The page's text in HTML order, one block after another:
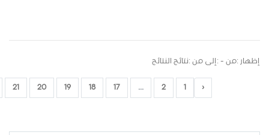
إظهار :من - :إلى من :نتائج النتائج
‹
1
2
...
17
18
19
20
21